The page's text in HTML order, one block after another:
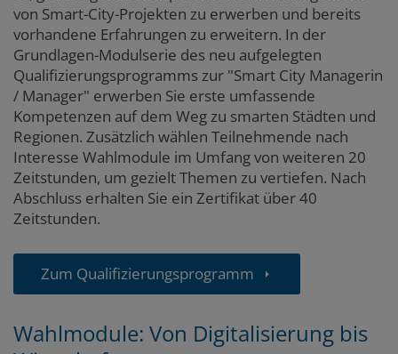
von Smart-City-Projekten zu erwerben und bereits
vorhandene Erfahrungen zu erweitern. In der
Grundlagen-Modulserie des neu aufgelegten
Qualifizierungsprogramms zur "Smart City Managerin
/ Manager" erwerben Sie erste umfassende
Kompetenzen auf dem Weg zu smarten Städten und
Regionen. Zusätzlich wählen Teilnehmende nach
Interesse Wahlmodule im Umfang von weiteren 20
Zeitstunden, um gezielt Themen zu vertiefen. Nach
Abschluss erhalten Sie ein Zertifikat über 40
Zeitstunden.
Zum Qualifizierungsprogramm
Wahlmodule: Von Digitalisierung bis